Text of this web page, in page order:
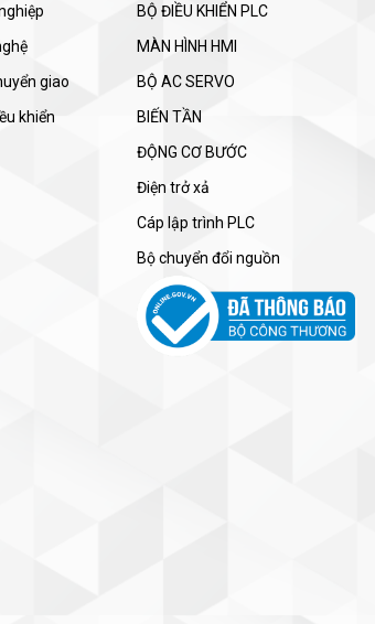
giao
khiển
BỘ ĐIỀU KHIỂN PLC
MÀN HÌNH HMI
BỘ AC SERVO
BIẾN TẦN
ĐỘNG CƠ BƯỚC
Điện trở xả
Cáp lập trình PLC
Bộ chuyển đổi nguồn